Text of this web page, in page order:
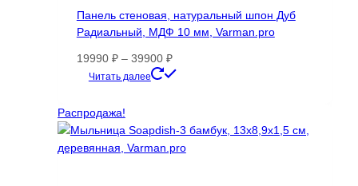
Панель стеновая, натуральный шпон Дуб
Радиальный, МДФ 10 мм, Varman.pro
19990 ₽ – 39900 ₽Диапазон
цен:
39900 ₽
Читать далее
несколько
Распродажа!